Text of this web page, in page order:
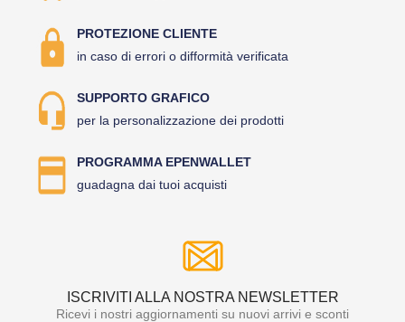
PROTEZIONE CLIENTE
in caso di errori o difformità verificata
SUPPORTO GRAFICO
per la personalizzazione dei prodotti
PROGRAMMA EPENWALLET
guadagna dai tuoi acquisti
ISCRIVITI ALLA NOSTRA NEWSLETTER
Ricevi i nostri aggiornamenti su nuovi arrivi e sconti